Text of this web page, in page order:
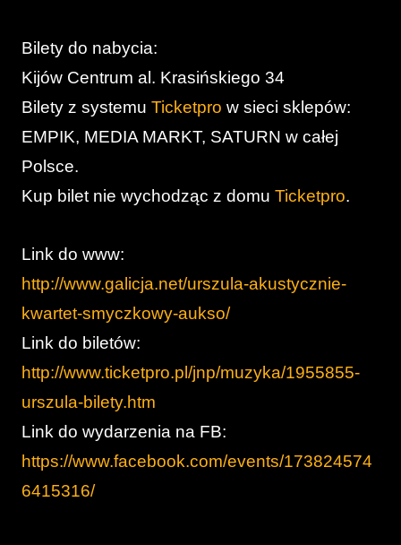
Bilety do nabycia:
Kijów Centrum al. Krasińskiego 34
Bilety z systemu Ticketpro w sieci sklepów:
EMPIK, MEDIA MARKT, SATURN w całej
Polsce.
Kup bilet nie wychodząc z domu Ticketpro.
Link do www:
http://www.galicja.net/urszula-akustycznie-
kwartet-smyczkowy-aukso/
Link do biletów:
http://www.ticketpro.pl/jnp/muzyka/1955855-
urszula-bilety.htm
Link do wydarzenia na FB:
https://www.facebook.com/events/173824574
6415316/